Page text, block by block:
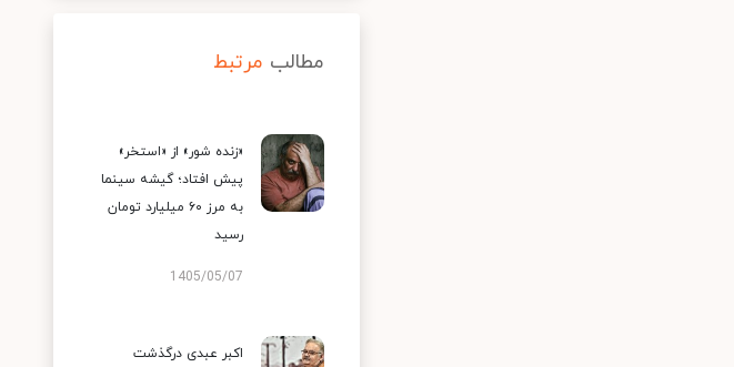
مطالب مرتبط
«زنده شور» از «استخر»
پیش افتاد؛ گیشه سینما
به مرز ۶۰ میلیارد تومان
رسید
1405/05/07
اکبر عبدی درگذشت